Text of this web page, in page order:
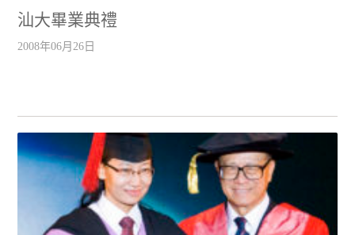
汕大畢業典禮
2008年06月26日